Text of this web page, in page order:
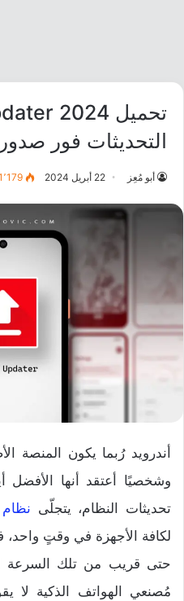
التحديثات فور
أبو مُعِز 22 أبريل 2024
أندرويد رُبما يكون المنصة
وشخصيًا أعتقد أنها
تحديثات النظام، يتجلّى نظام iOS
لكافة الأجهزة في وقتٍ
حتى قريب من تلك السرعة
مُصنعي الهواتف الذكية لا